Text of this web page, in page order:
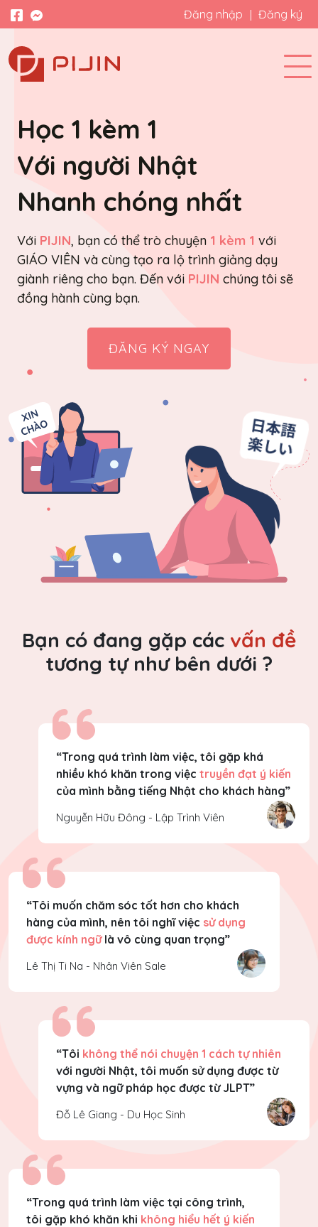
Đăng nhập Đăng ký
Học 1 kèm 1
Với người Nhật
Nhanh chóng nhất
Với PIJIN, bạn có thể trò chuyện 1 kèm 1 với
GIÁO VIÊN và cùng tạo ra lộ trình giảng dạy
giành riêng cho bạn. Đến với PIJIN chúng tôi sẽ
đồng hành cùng bạn.
ĐĂNG KÝ NGAY
Bạn có đang gặp các vấn đề
tương tự như bên dưới ?
“Trong quá trình làm việc, tôi gặp khá
nhiều khó khăn trong việctruyền đạt ý kiến
của mình bằng tiếng Nhật cho khách hàng”
Nguyễn Hữu Đông - Lập Trình Viên
“Tôi muốn chăm sóc tốt hơn cho khách
hàng của mình, nên tôi nghĩ việc sử dụng
được kính ngữlà vô cùng quan trọng”
Lê Thị Ti Na - Nhân Viên Sale
“Tôi không thể nói chuyện 1 cách tự nhiên
với người Nhật, tôi muốn sử dụng được từ
vựng và ngữ pháp học được từ JLPT”
Đỗ Lê Giang - Du Học Sinh
“Trong quá trình làm việc tại công trình,
tôi gặp khó khăn khi không hiểu hết ý kiến